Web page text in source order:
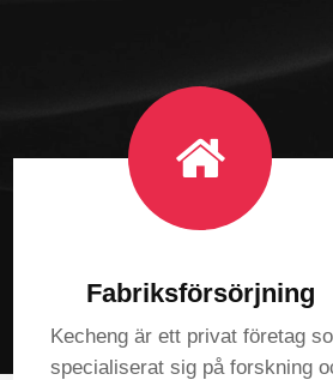
Fabriksförsörjning
Kecheng är ett privat företag
specialiserat sig på forskning